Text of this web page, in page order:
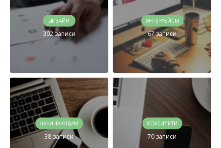
ДИЗАЙН
302 записи
ИНТЕРФЕЙСЫ
67 записи
НАЧИНАЮЩИМ
38 записи
ЮЗАБИЛИТИ
70 записи